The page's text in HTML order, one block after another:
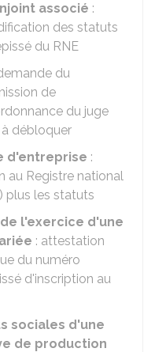
associé :
des statuts
du RNE
du
de
du juge
débloquer
d'entreprise :
au Registre national
plus les statuts
l'exercice d'une
: attestation
du numéro
d'inscription au
sociales d'une
de production